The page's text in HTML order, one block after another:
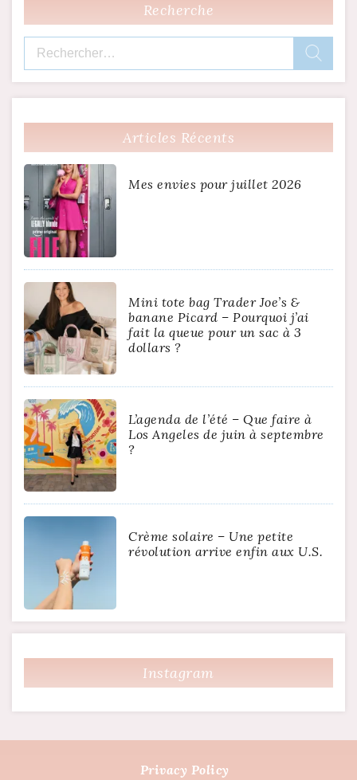
Recherche
Rechercher :
Articles Récents
Mes envies pour juillet 2026
Mini tote bag Trader Joe’s &
banane Picard – Pourquoi j’ai
fait la queue pour un sac à 3
dollars ?
L’agenda de l’été – Que faire à
Los Angeles de juin à septembre
?
Crème solaire – Une petite
révolution arrive enfin aux U.S.
Instagram
Privacy Policy